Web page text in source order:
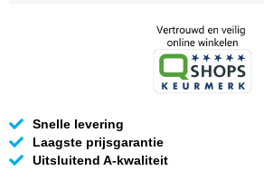
Snelle levering
Laagste prijsgarantie
Uitsluitend A-kwaliteit